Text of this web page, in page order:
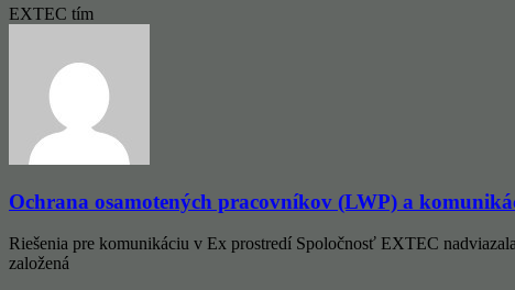
EXTEC tím
Ochrana osamotených pracovníkov (LWP) a
Riešenia pre komunikáciu v Ex prostredí Spoločnosť EXTEC
založená